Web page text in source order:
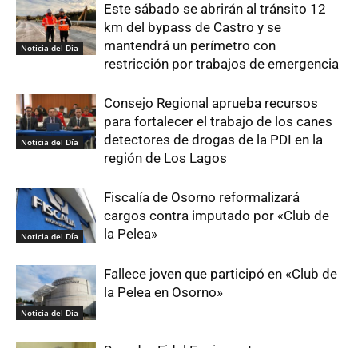
Noticia del Día
Este sábado se abrirán al tránsito 12
km del bypass de Castro y se
mantendrá un perímetro con
restricción por trabajos de emergencia
Noticia del Día
Consejo Regional aprueba recursos
para fortalecer el trabajo de los canes
detectores de drogas de la PDI en la
región de Los Lagos
Noticia del Día
Fiscalía de Osorno reformalizará
cargos contra imputado por «Club de
la Pelea»
Noticia del Día
Fallece joven que participó en «Club de
la Pelea en Osorno»